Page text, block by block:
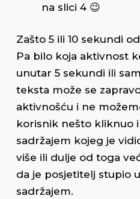
na slici 4 😉
Zašto 5 ili 10 sekundi
Pa bilo koja aktivnost
unutar 5 sekundi ili
teksta može se
aktivnošću i ne
korisnik nešto kliknuo
sadržajem kojeg je
više ili dulje od toga
da je posjetitelj stupio
sadržajem.